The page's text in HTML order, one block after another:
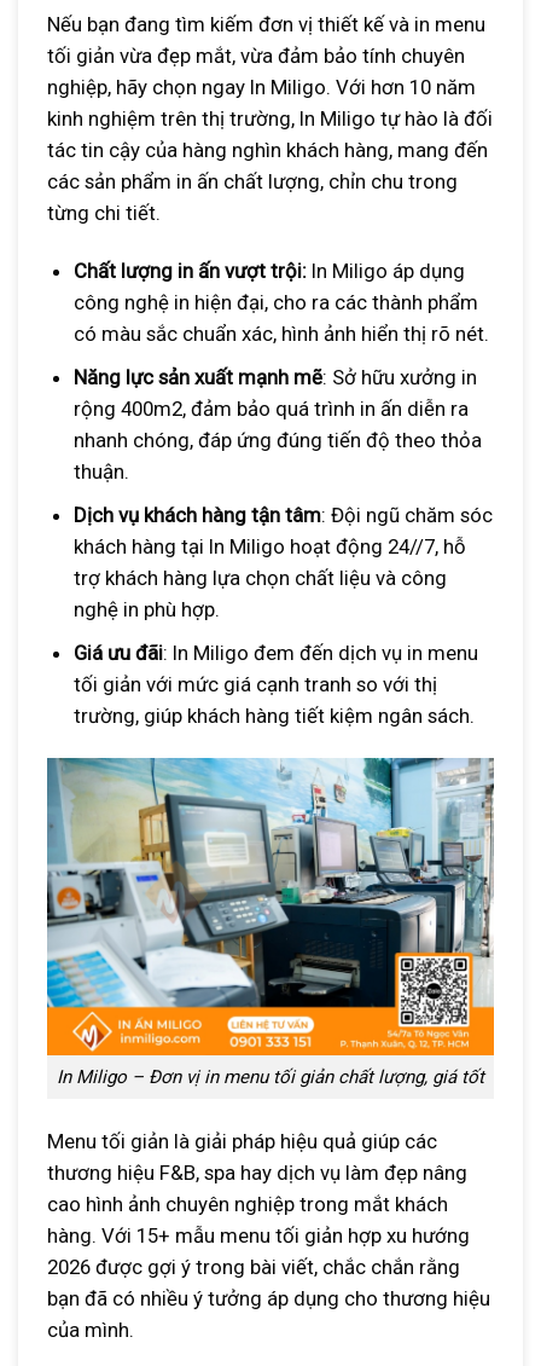
Nếu bạn đang tìm kiếm đơn vị thiết kế và in menu
tối giản vừa đẹp mắt, vừa đảm bảo tính chuyên
nghiệp, hãy chọn ngay In Miligo. Với hơn 10 năm
kinh nghiệm trên thị trường, In Miligo tự hào là đối
tác tin cậy của hàng nghìn khách hàng, mang đến
các sản phẩm in ấn chất lượng, chỉn chu trong
từng chi tiết.
Chất lượng in ấn vượt trội:In Miligo áp dụng
công nghệ in hiện đại, cho ra các thành phẩm
có màu sắc chuẩn xác, hình ảnh hiển thị rõ nét.
Năng lực sản xuất mạnh mẽ: Sở hữu xưởng in
rộng 400m2, đảm bảo quá trình in ấn diễn ra
nhanh chóng, đáp ứng đúng tiến độ theo thỏa
thuận.
Dịch vụ khách hàng tận tâm: Đội ngũ chăm sóc
khách hàng tại In Miligo hoạt động 24//7, hỗ
trợ khách hàng lựa chọn chất liệu và công
nghệ in phù hợp.
Giá ưu đãi: In Miligo đem đến dịch vụ in menu
tối giản với mức giá cạnh tranh so với thị
trường, giúp khách hàng tiết kiệm ngân sách.
In Miligo – Đơn vị in menu tối giản chất lượng, giá tốt
Menu tối giản là giải pháp hiệu quả giúp các
thương hiệu F&B, spa hay dịch vụ làm đẹp nâng
cao hình ảnh chuyên nghiệp trong mắt khách
hàng. Với 15+ mẫu menu tối giản hợp xu hướng
2026 được gợi ý trong bài viết, chắc chắn rằng
bạn đã có nhiều ý tưởng áp dụng cho thương hiệu
của mình.